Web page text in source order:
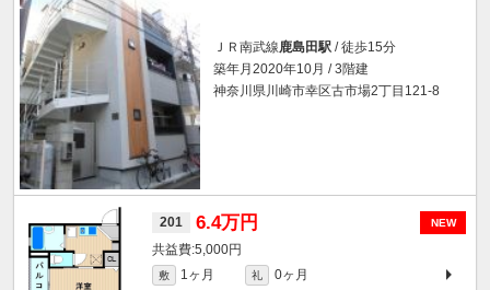
ＪＲ南武線鹿島田駅 / 徒歩15分
築年月2020年10月 / 3階建
神奈川県川崎市幸区古市場2丁目121-8
NEW
201 6.4万円
5,000円
敷 1ヶ月 礼
0ヶ月